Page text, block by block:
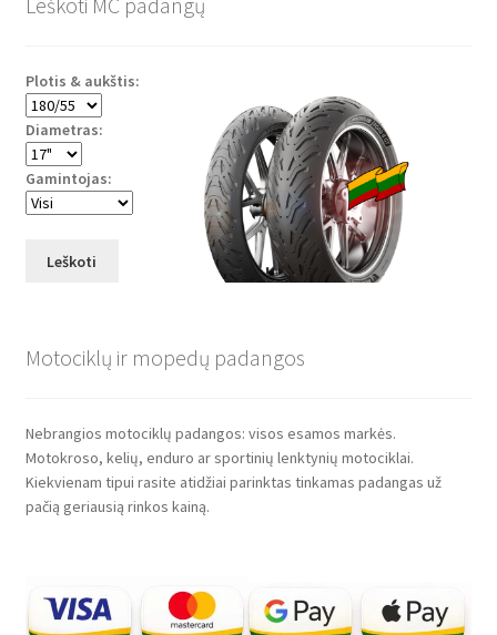
Plotis & aukštis:
Diametras:
Gamintojas:
Leškoti
Motociklų ir mopedų padangos
Nebrangios motociklų padangos: visos esamos markės.
Motokroso, kelių, enduro ar sportinių lenktynių motociklai.
Kiekvienam tipui rasite atidžiai parinktas tinkamas padangas už
pačią geriausią rinkos kainą.